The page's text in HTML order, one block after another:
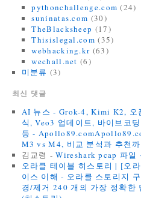
pythonchallenge.com (24)
suninatas.com (30)
TheBlacksheep (17)
Thisislegal.com (35)
webhacking.kr (63)
wechall.net (6)
미분류 (3)
최신 댓글
AI 뉴스 - Grok-4, Kimi K2,
식, Veo3 업데이트, 바이브코
등 -
M3 vs M4, 비교 분석과 추천
김교령 -Wireshark pcap 파일
오라클 테이블 히스토리 | [오
이스 이해 - 오라클 스토리지
경/제거 240 개의 가장 정확한